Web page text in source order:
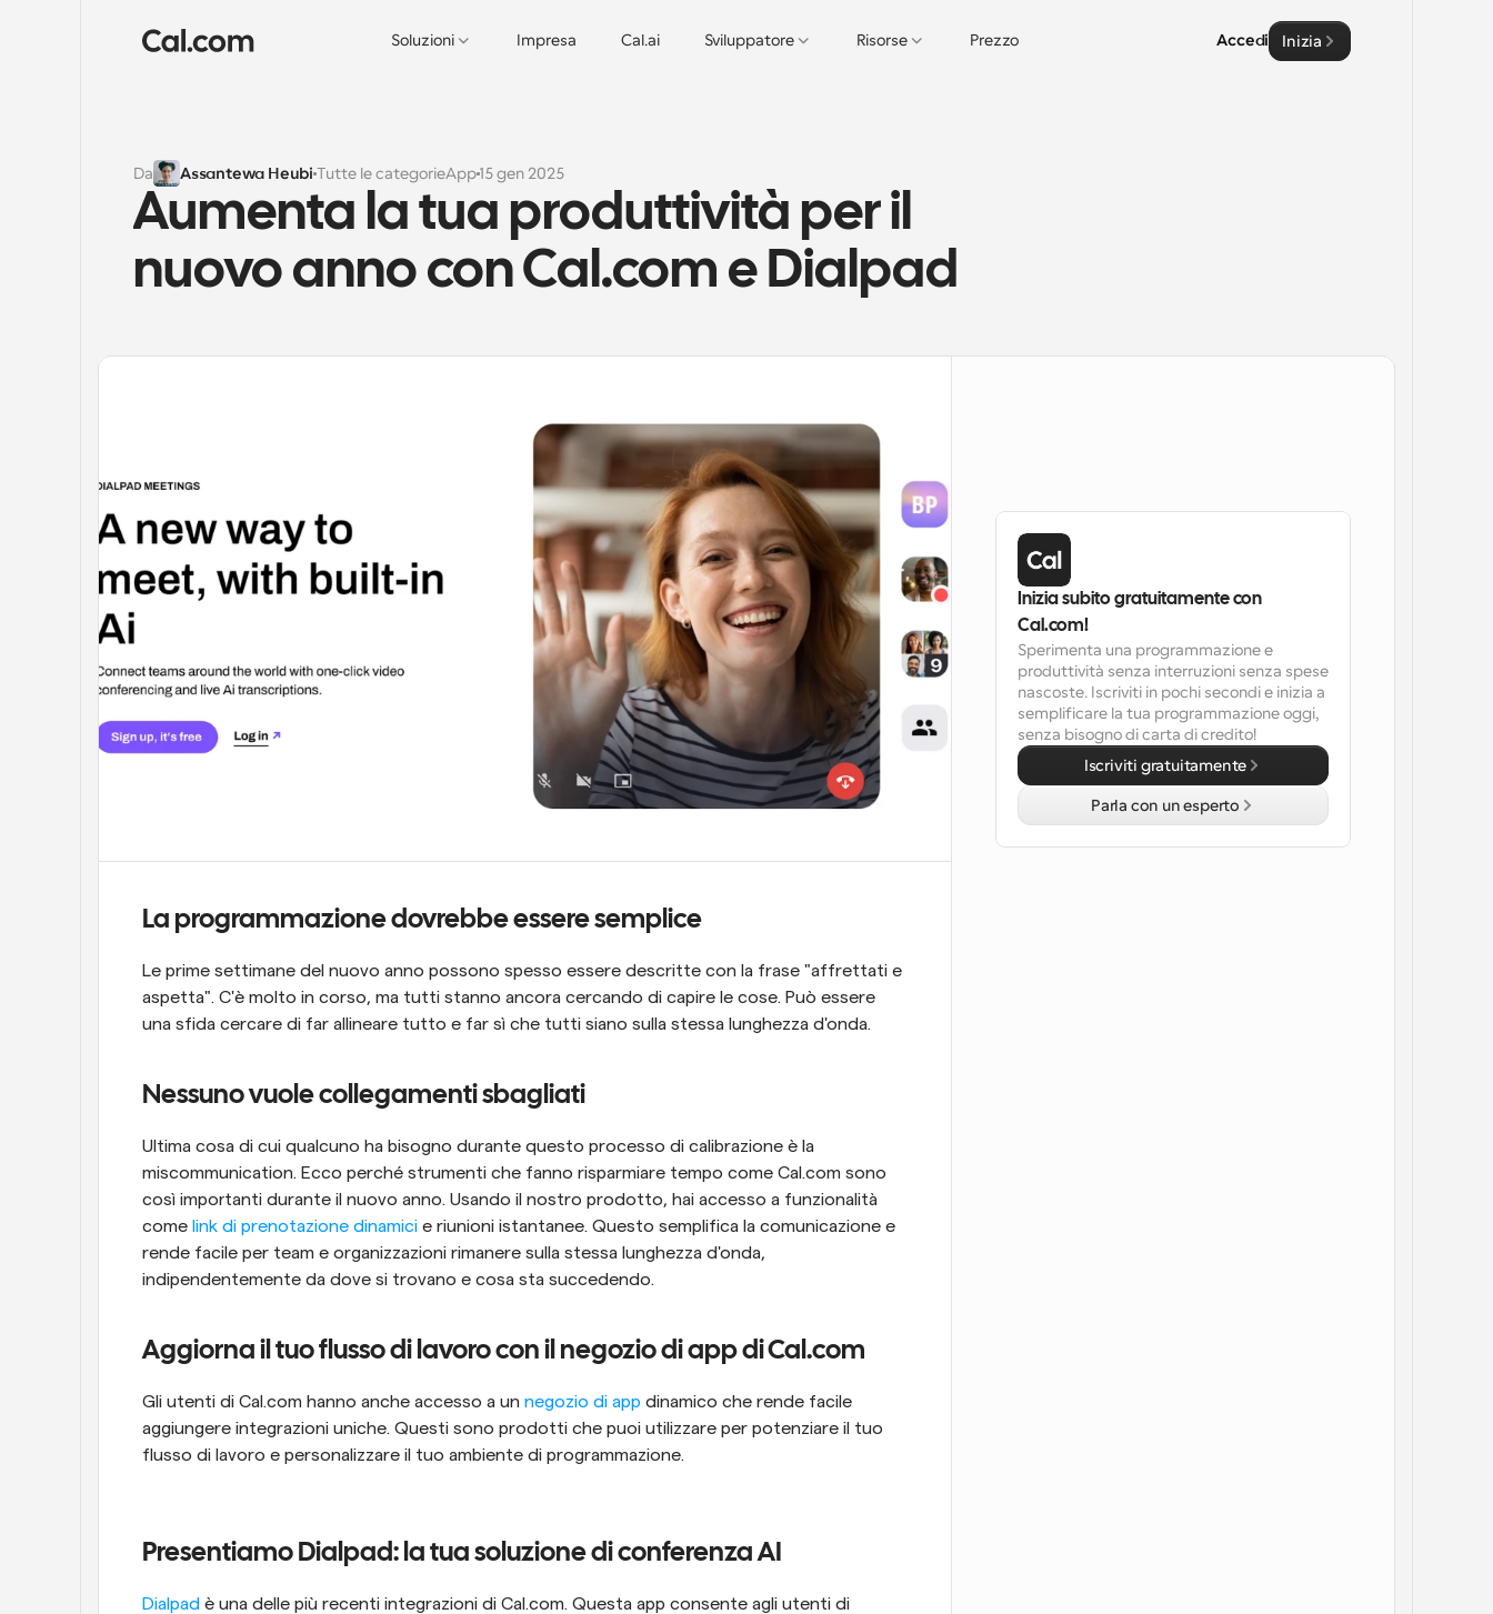
Soluzioni Impresa Cal.ai Sviluppatore Risorse Prezzo Accedi Inizia
Da Assantewa Heubi Tutte le categorieApp15 gen 2025
Aumenta la tua produttività per il
nuovo anno con Cal.com e Dialpad
La programmazione dovrebbe essere semplice
Le prime settimane del nuovo anno possono spesso essere descritte con la frase "affrettati e
aspetta". C'è molto in corso, ma tutti stanno ancora cercando di capire le cose. Può essere
una sfida cercare di far allineare tutto e far sì che tutti siano sulla stessa lunghezza d'onda.
Nessuno vuole collegamenti sbagliati
Ultima cosa di cui qualcuno ha bisogno durante questo processo di calibrazione è la
miscommunication. Ecco perché strumenti che fanno risparmiare tempo come Cal.com sono
così importanti durante il nuovo anno. Usando il nostro prodotto, hai accesso a funzionalità
come link di prenotazione dinamici e riunioni istantanee. Questo semplifica la comunicazione e
rende facile per team e organizzazioni rimanere sulla stessa lunghezza d'onda,
indipendentemente da dove si trovano e cosa sta succedendo.
Aggiorna il tuo flusso di lavoro con il negozio di app di Cal.com
Gli utenti di Cal.com hanno anche accesso a un negozio di app dinamico che rende facile
aggiungere integrazioni uniche. Questi sono prodotti che puoi utilizzare per potenziare il tuo
flusso di lavoro e personalizzare il tuo ambiente di programmazione.
Presentiamo Dialpad: la tua soluzione di conferenza AI
Dialpad è una delle più recenti integrazioni di Cal.com. Questa app consente agli utenti di
Inizia subito gratuitamente con
Cal.com!
Sperimenta una programmazione e
produttività senza interruzioni senza spese
nascoste. Iscriviti in pochi secondi e inizia a
semplificare la tua programmazione oggi,
senza bisogno di carta di credito!
Iscriviti gratuitamente
Parla con un esperto